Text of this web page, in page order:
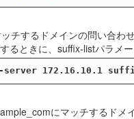
チするドメインの問い合
るときに、suffix-listパラメ
server 172.16.10.1
にマッチするド